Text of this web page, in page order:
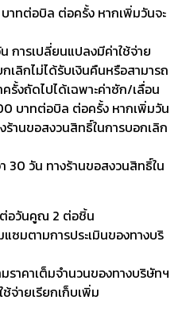
าทต่อบิล ต่อครั้ง หากเพิ่มวันจะ
การเปลี่ยนแปลงมีค่าใช้จ่าย
ลิกไม่ได้รับเงินคืนหรือสามารถ
ครั้งถัดไปได้เฉพาะค่าซัก/เลื่อน
บาทต่อบิล ต่อครั้ง หากเพิ่มวัน
ร้านขอสงวนสิทธิ์ในการบอกเลิก
30 วัน ทางร้านขอสงวนสิทธิ์ใน
ต่อวันคูณ 2 ต่อชิ้น
ซมตามการประเมินของทางบริ
าคาเต็มจำนวนของทางบริษัทฯ
ช้จ่ายเรียกเก็บเพิ่ม